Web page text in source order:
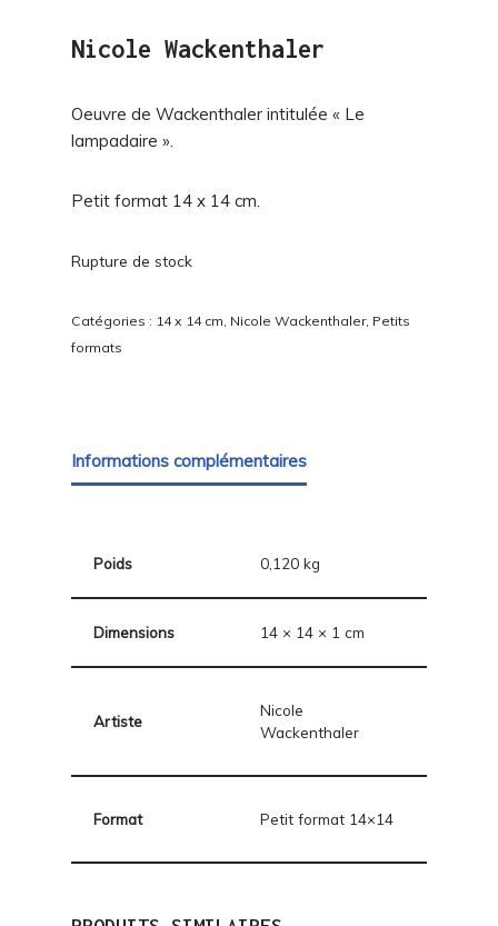
Nicole Wackenthaler
Oeuvre de Wackenthaler intitulée « Le
lampadaire ».
Petit format 14 x 14 cm.
Rupture de stock
Catégories : 14 x 14 cm, Nicole Wackenthaler, Petits
formats
Informations complémentaires
Poids 0,120 kg
Dimensions 14 × 14 × 1 cm
Artiste
Nicole
Wackenthaler
Format Petit format 14×14